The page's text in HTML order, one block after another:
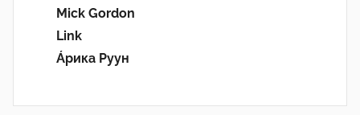
Mick Gordon
Link
Áрика Руун